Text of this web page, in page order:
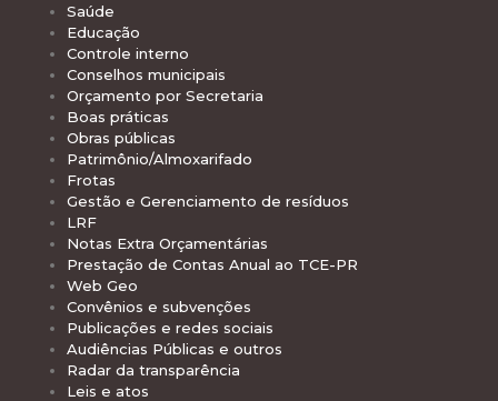
Saúde
Educação
Controle interno
Conselhos municipais
Orçamento por Secretaria
Boas práticas
Obras públicas
Patrimônio/Almoxarifado
Frotas
Gestão e Gerenciamento de resíduos
LRF
Notas Extra Orçamentárias
Prestação de Contas Anual ao TCE-PR
Web Geo
Convênios e subvenções
Publicações e redes sociais
Audiências Públicas e outros
Radar da transparência
Leis e atos